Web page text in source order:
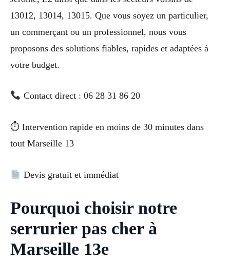
13012, 13014, 13015. Que vous soyez un particulier,
un commerçant ou un professionnel, nous vous
proposons des solutions fiables, rapides et adaptées à
votre budget.
Contact direct : 06 28 31 86 20
⏱ Intervention rapide en moins de 30 minutes dans
tout Marseille 13
Devis gratuit et immédiat
Pourquoi choisir notre
serrurier pas cher à
Marseille 13e